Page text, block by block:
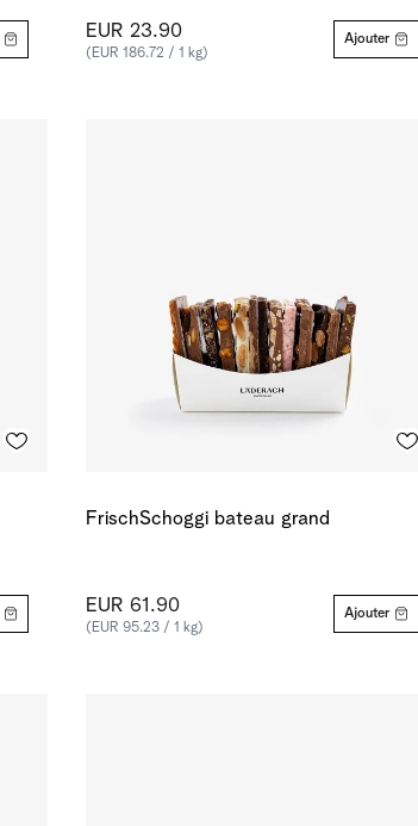
EUR 23.90
(EUR 186.72 / 1 kg)
Ajouter
FrischSchoggi bateau grand
EUR 61.90
(EUR 95.23 / 1 kg)
Ajouter